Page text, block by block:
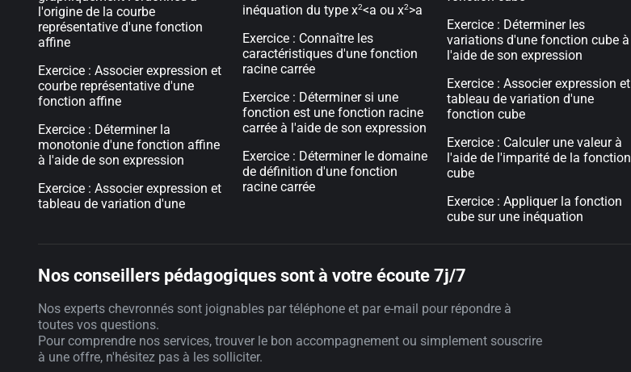
l'origine de la courbe
représentative d'une fonction
affine
Exercice : Associer expression et
courbe représentative d'une
fonction affine
Exercice : Déterminer la
monotonie d'une fonction affine
à l'aide de son expression
Exercice : Associer expression et
tableau de variation d'une
inéquation du type x2<a ou x2>a
Exercice : Connaître les
caractéristiques d'une fonction
racine carrée
Exercice : Déterminer si une
fonction est une fonction racine
carrée à l'aide de son expression
Exercice : Déterminer le domaine
de définition d'une fonction
racine carrée
Exercice : Déterminer les
variations d'une fonction cube à
l'aide de son expression
Exercice : Associer expression et
tableau de variation d'une
fonction cube
Exercice : Calculer une valeur à
l'aide de l'imparité de la fonction
cube
Exercice : Appliquer la fonction
cube sur une inéquation
Nos conseillers pédagogiques sont à votre écoute 7j/7
Nos experts chevronnés sont joignables par téléphone et par e-mail pour répondre à
toutes vos questions.
Pour comprendre nos services, trouver le bon accompagnement ou simplement souscrire
à une offre, n'hésitez pas à les solliciter.